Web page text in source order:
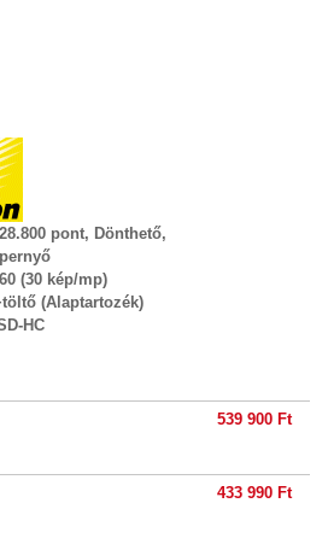
pont, Dönthető,
(30 kép/mp)
(Alaptartozék)
HC
539 900 Ft
433 990 Ft